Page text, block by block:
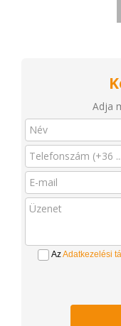
Adja
AzAdatkezelési